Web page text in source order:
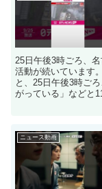
25日午後3時ごろ、
活動が続いています
と、25日午後3時ご
がっている」などと
ニュース動画